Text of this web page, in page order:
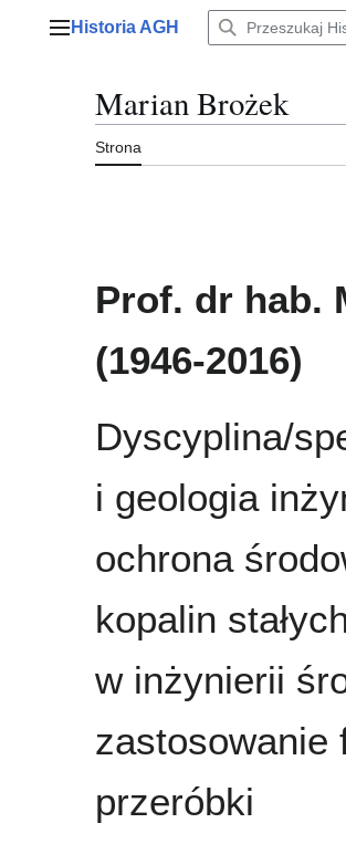
Menu główne
Historia AGH
Marian Brożek
Strona
Prof. dr hab.
(1946-2016)
Dyscyplina/
i geologia
ochrona
kopalin
w inżynierii
zastosowanie
przeróbki